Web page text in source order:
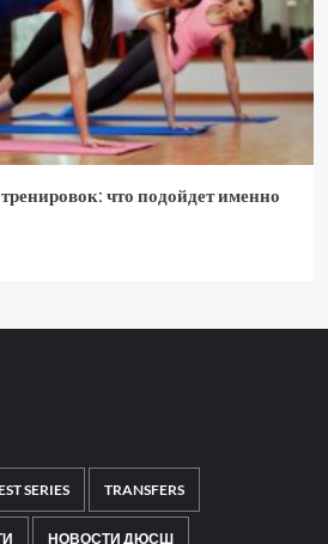
что подойдет именно
SERIES TRANSFERS
НОВОСТИ ДЮСШ